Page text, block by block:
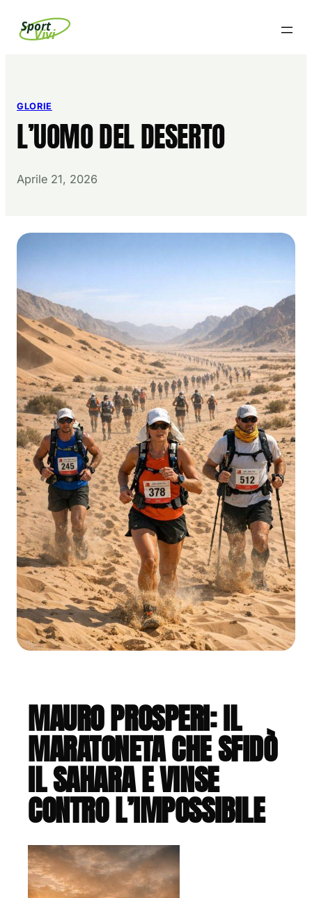
Sport
Vivi
GLORIE
L’UOMO DEL DESERTO
Aprile 21, 2026
MAURO PROSPERI: IL
MARATONETA CHE SFIDÒ
IL SAHARA E VINSE
CONTRO L’IMPOSSIBILE